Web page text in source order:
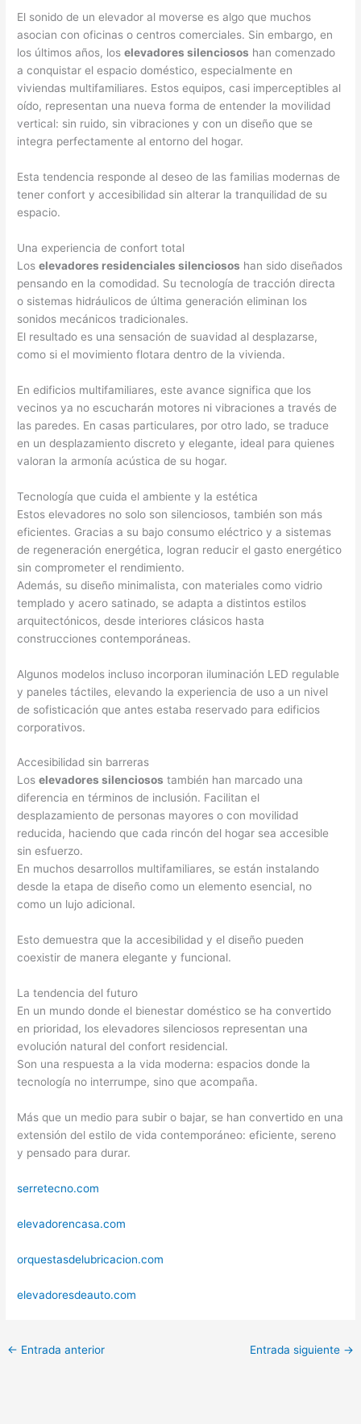
El sonido de un elevador al moverse es algo que muchos
asocian con oficinas o centros comerciales. Sin embargo, en
los últimos años, loselevadores silenciosos han comenzado
a conquistar el espacio doméstico, especialmente en
viviendas multifamiliares. Estos equipos, casi imperceptibles al
oído, representan una nueva forma de entender la movilidad
vertical: sin ruido, sin vibraciones y con un diseño que se
integra perfectamente al entorno del hogar.
Esta tendencia responde al deseo de las familias modernas de
tener confort y accesibilidad sin alterar la tranquilidad de su
espacio.
Una experiencia de confort total
Loselevadores residenciales silenciosos han sido diseñados
pensando en la comodidad. Su tecnología de tracción directa
o sistemas hidráulicos de última generación eliminan los
sonidos mecánicos tradicionales.
El resultado es una sensación de suavidad al desplazarse,
como si el movimiento flotara dentro de la vivienda.
En edificios multifamiliares, este avance significa que los
vecinos ya no escucharán motores ni vibraciones a través de
las paredes. En casas particulares, por otro lado, se traduce
en un desplazamiento discreto y elegante, ideal para quienes
valoran la armonía acústica de su hogar.
Tecnología que cuida el ambiente y la estética
Estos elevadores no solo son silenciosos, también son más
eficientes. Gracias a su bajo consumo eléctrico y a sistemas
de regeneración energética, logran reducir el gasto energético
sin comprometer el rendimiento.
Además, su diseño minimalista, con materiales como vidrio
templado y acero satinado, se adapta a distintos estilos
arquitectónicos, desde interiores clásicos hasta
construcciones contemporáneas.
Algunos modelos incluso incorporan iluminación LED regulable
y paneles táctiles, elevando la experiencia de uso a un nivel
de sofisticación que antes estaba reservado para edificios
corporativos.
Accesibilidad sin barreras
Loselevadores silenciosos también han marcado una
diferencia en términos de inclusión. Facilitan el
desplazamiento de personas mayores o con movilidad
reducida, haciendo que cada rincón del hogar sea accesible
sin esfuerzo.
En muchos desarrollos multifamiliares, se están instalando
desde la etapa de diseño como un elemento esencial, no
como un lujo adicional.
Esto demuestra que la accesibilidad y el diseño pueden
coexistir de manera elegante y funcional.
La tendencia del futuro
En un mundo donde el bienestar doméstico se ha convertido
en prioridad, los elevadores silenciosos representan una
evolución natural del confort residencial.
Son una respuesta a la vida moderna: espacios donde la
tecnología no interrumpe, sino que acompaña.
Más que un medio para subir o bajar, se han convertido en una
extensión del estilo de vida contemporáneo: eficiente, sereno
y pensado para durar.
serretecno.com
elevadorencasa.com
orquestasdelubricacion.com
elevadoresdeauto.com
← Entrada anterior Entrada siguiente →